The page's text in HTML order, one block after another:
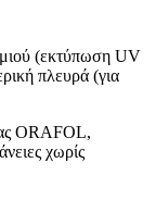
(εκτύπωση UV
πλευρά (για
ORAFOL,
χωρίς